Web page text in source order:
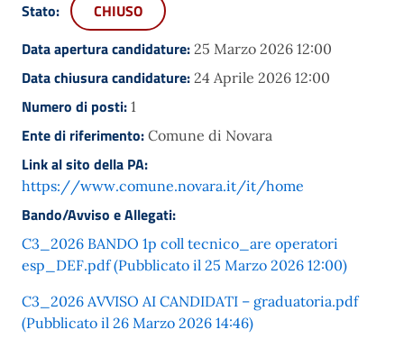
Stato:
CHIUSO
Data apertura candidature: 25 Marzo 2026 12:00
Data chiusura candidature: 24 Aprile 2026 12:00
Numero di posti: 1
Ente di riferimento: Comune di Novara
Link al sito della PA:
https://www.comune.novara.it/it/home
Bando/Avviso e Allegati:
C3_2026 BANDO 1p coll tecnico_are operatori
esp_DEF.pdf (Pubblicato il 25 Marzo 2026 12:00)
C3_2026 AVVISO AI CANDIDATI – graduatoria.pdf
(Pubblicato il 26 Marzo 2026 14:46)